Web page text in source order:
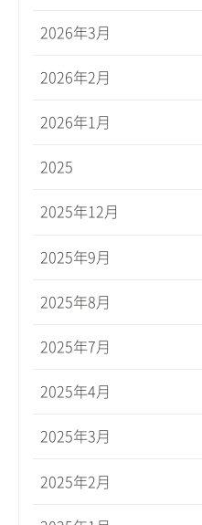
2026年3月
2026年2月
2026年1月
2025
2025年12月
2025年9月
2025年8月
2025年7月
2025年4月
2025年3月
2025年2月